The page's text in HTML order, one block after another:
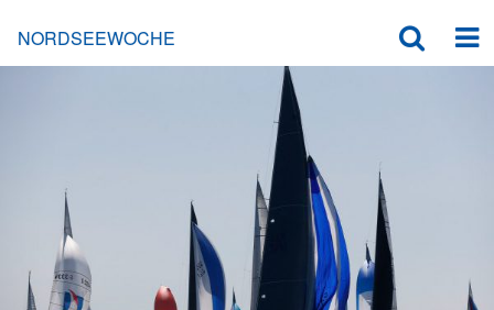
NORDSEEWOCHE